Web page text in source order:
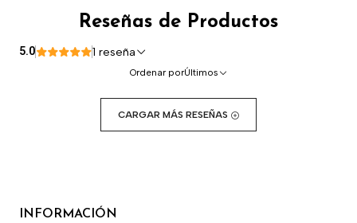
Reseñas de Productos
5.0 1 reseña
Ordenar porÚltimos
CARGAR MÁS RESEÑAS
INFORMACIÓN